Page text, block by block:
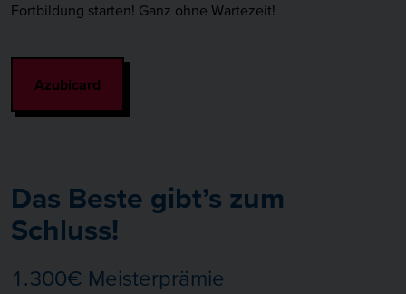
Fortbildung starten! Ganz ohne Wartezeit!
Azubicard
Das Beste gibt’s zum
Schluss!
1.300€ Meisterprämie